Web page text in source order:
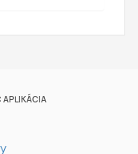
APLIKÁCIA